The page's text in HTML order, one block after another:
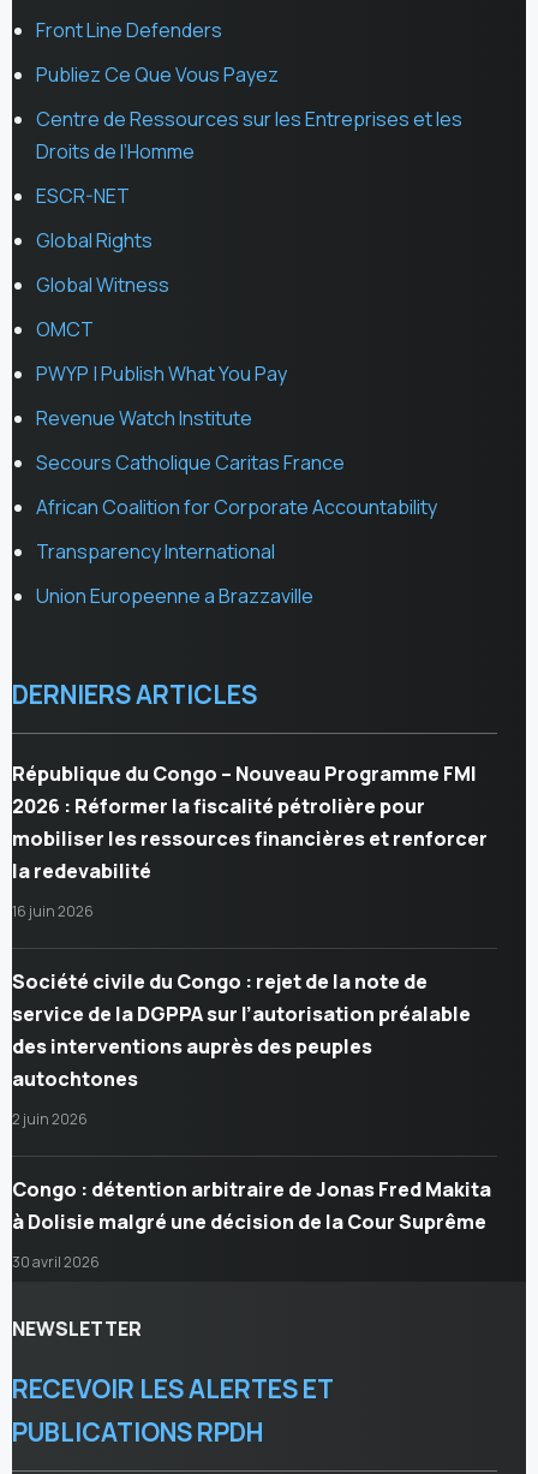
Front Line Defenders
Publiez Ce Que Vous Payez
Centre de Ressources sur les Entreprises et les
Droits de l’Homme
ESCR-NET
Global Rights
Global Witness
OMCT
PWYP | Publish What You Pay
Revenue Watch Institute
Secours Catholique Caritas France
African Coalition for Corporate Accountability
Transparency International
Union Europeenne a Brazzaville
DERNIERS ARTICLES
République du Congo – Nouveau Programme FMI
2026 : Réformer la fiscalité pétrolière pour
mobiliser les ressources financières et renforcer
la redevabilité
16 juin 2026
Société civile du Congo : rejet de la note de
service de la DGPPA sur l’autorisation préalable
des interventions auprès des peuples
autochtones
2 juin 2026
Congo : détention arbitraire de Jonas Fred Makita
à Dolisie malgré une décision de la Cour Suprême
30 avril 2026
NEWSLETTER
RECEVOIR LES ALERTES ET
PUBLICATIONS RPDH